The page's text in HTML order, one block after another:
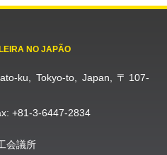
NO JAPÃO
ku, Tokyo-to, Japan, 〒107-
+81-3-6447-2834
会議所